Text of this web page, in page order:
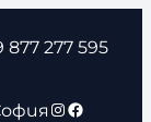
877 277 595
Instagram
Facebook